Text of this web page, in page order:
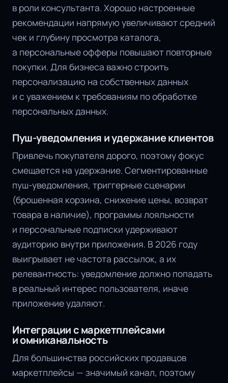
в роли консультанта. Хорошо настроенные
рекомендации напрямую увеличивают средний
чек и глубину просмотра каталога,
а персональные офферы повышают повторные
покупки. Для бизнеса важно строить
персонализацию на собственных данных
и с уважением к требованиям по обработке
персональных данных.
Пуш-уведомления и удержание клиентов
Привлечь покупателя дорого, поэтому фокус
смещается на удержание. Сегментированные
пуш-уведомления, триггерные сценарии
(брошенная корзина, снижение цены, возврат
товара в наличие), программы лояльности
и персональные подписки удерживают
аудиторию внутри приложения. В 2026 году
выигрывает не частота рассылок, а их
релевантность: уведомление должно попадать
в реальный интерес пользователя, иначе
приложение удаляют.
Интеграции с маркетплейсами
и омниканальность
Для большинства российских продавцов
маркетплейсы — значимый канал, поэтому